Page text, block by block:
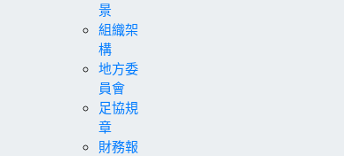
景
組織架
構
地方委
員會
足協規
章
財務報